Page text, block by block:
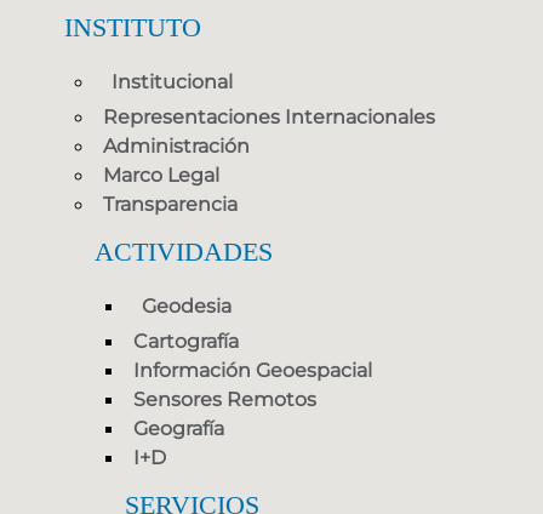
INSTITUTO
Institucional
Representaciones Internacionales
Administración
Marco Legal
Transparencia
ACTIVIDADES
Geodesia
Cartografía
Información Geoespacial
Sensores Remotos
Geografía
I+D
SERVICIOS